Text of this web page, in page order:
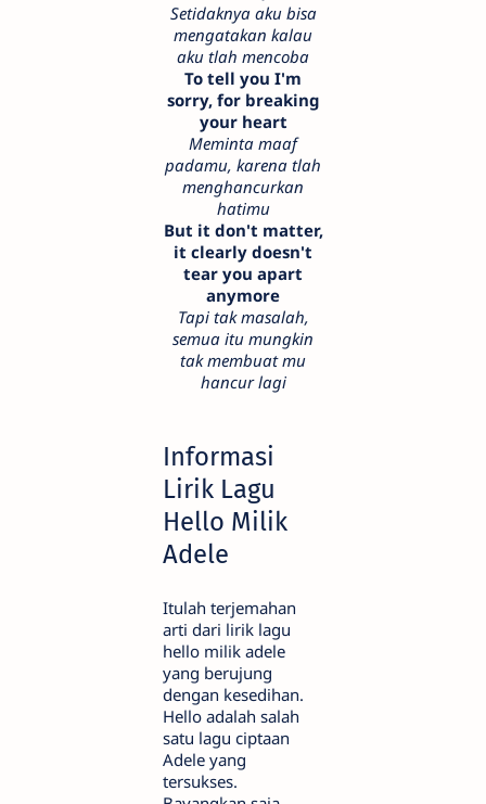
Setidaknya aku bisa
mengatakan kalau
aku tlah mencoba
To tell you I'm
sorry, for breaking
your heart
Meminta maaf
padamu, karena tlah
menghancurkan
hatimu
But it don't matter,
it clearly doesn't
tear you apart
anymore
Tapi tak masalah,
semua itu mungkin
tak membuat mu
hancur lagi
Informasi
Lirik Lagu
Hello Milik
Adele
Itulah terjemahan
arti dari lirik lagu
hello milik adele
yang berujung
dengan kesedihan.
Hello adalah salah
satu lagu ciptaan
Adele yang
tersukses.